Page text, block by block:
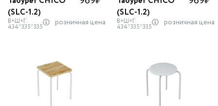
(SLС-1.2)
В×Ш×Г:
434*335*335 розничная цена
(SLС-1.2)
В×Ш×Г:
434*335*335 розничная цена